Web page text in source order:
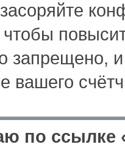
чтобы
запрещено,
вашего
по ссылке